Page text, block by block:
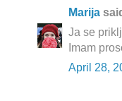
Marija
Ja se
Imam
April 28,